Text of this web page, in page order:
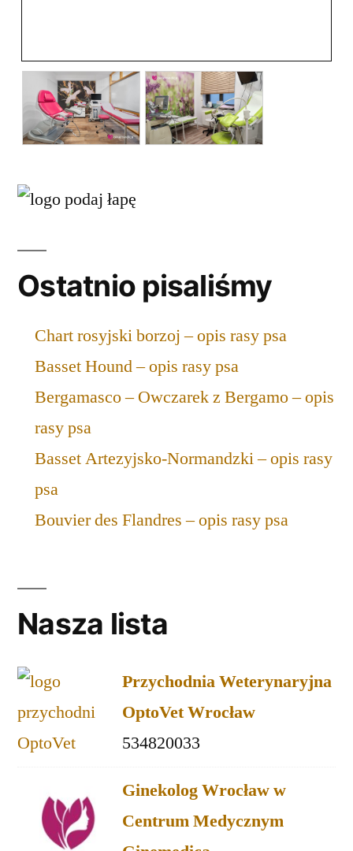
Ostatnio pisaliśmy
Chart rosyjski borzoj – opis rasy psa
Basset Hound – opis rasy psa
Bergamasco – Owczarek z Bergamo – opis
rasy psa
Basset Artezyjsko-Normandzki – opis rasy
psa
Bouvier des Flandres – opis rasy psa
Nasza lista
Przychodnia Weterynaryjna
OptoVet Wrocław
534820033
Ginekolog Wrocław w
Centrum Medycznym